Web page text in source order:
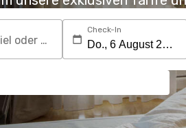
Suchen Sie nach einem Reiseziel oder Hotel
Check-In